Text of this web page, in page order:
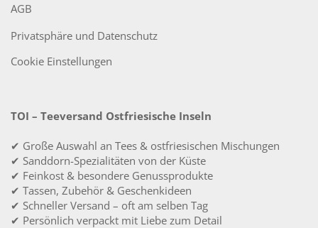
AGB
Privatsphäre und Datenschutz
Cookie Einstellungen
TOI – Teeversand Ostfriesische Inseln
✔ Große Auswahl an Tees & ostfriesischen Mischungen
✔ Sanddorn-Spezialitäten von der Küste
✔ Feinkost & besondere Genussprodukte
✔ Tassen, Zubehör & Geschenkideen
✔ Schneller Versand – oft am selben Tag
✔ Persönlich verpackt mit Liebe zum Detail